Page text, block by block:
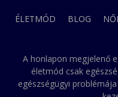
ÉLETMÓD BLOG
A honlapon megjelenő
életmód csak
egészségügyi